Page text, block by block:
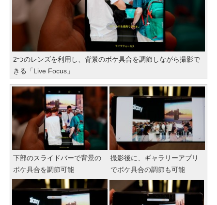
2つのレンズを利用し、背景のボケ具合を調節しながら撮影で
きる「Live Focus」
下部のスライドバーで背景の
ボケ具合を調節可能
撮影後に、ギャラリーアプリ
でボケ具合の調節も可能